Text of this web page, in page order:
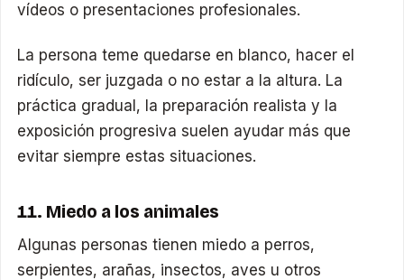
vídeos o presentaciones profesionales.
La persona teme quedarse en blanco, hacer el
ridículo, ser juzgada o no estar a la altura. La
práctica gradual, la preparación realista y la
exposición progresiva suelen ayudar más que
evitar siempre estas situaciones.
11. Miedo a los animales
Algunas personas tienen miedo a perros,
serpientes, arañas, insectos, aves u otros